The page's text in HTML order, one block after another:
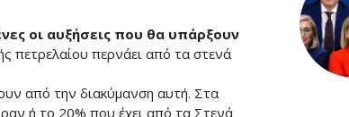
οι αυξήσεις που θα υπάρξουν
πετρελαίου περνάει από τα στενά
από την διακύμανση αυτή. Στα
ή το 20% που έχει από τα Στενά